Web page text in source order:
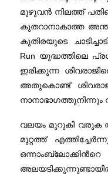
മുഴുവന്‍ നിലത്ത്‌
കുതറാനാകാത്ത
കുതിരയുടെ
Run യുദ്ധത്തിലെ
ഇരിക്കുന്ന
അതുകൊണ്ട്‌
വലയം മുറുകി വരുക
മുറ്റത്ത്‌